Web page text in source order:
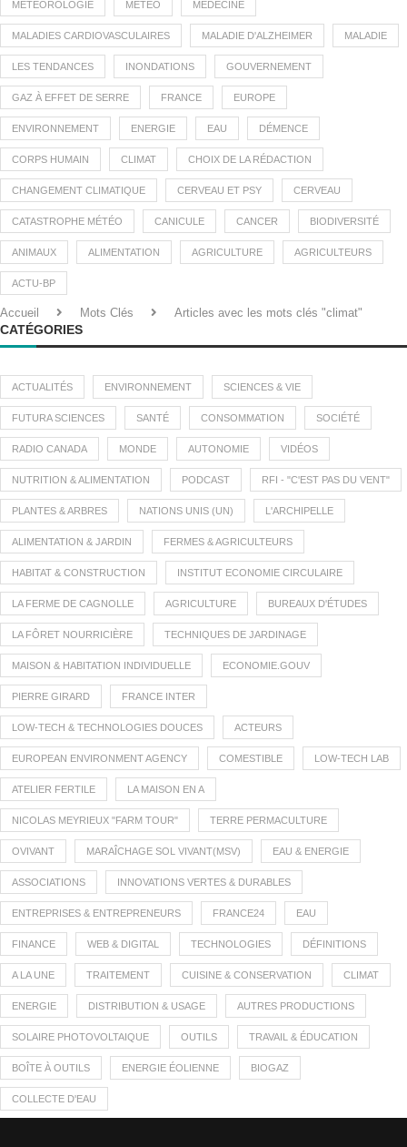
MÉTÉOROLOGIE MÉTÉO MÉDECINE
MALADIES CARDIOVASCULAIRES MALADIE D'ALZHEIMER MALADIE
LES TENDANCES INONDATIONS GOUVERNEMENT
GAZ À EFFET DE SERRE FRANCE EUROPE
ENVIRONNEMENT ENERGIE EAU DÉMENCE
CORPS HUMAIN CLIMAT CHOIX DE LA RÉDACTION
CHANGEMENT CLIMATIQUE CERVEAU ET PSY CERVEAU
CATASTROPHE MÉTÉO CANICULE CANCER BIODIVERSITÉ
ANIMAUX ALIMENTATION AGRICULTURE AGRICULTEURS
ACTU-BP
Accueil Mots Clés Articles avec les mots clés "climat"
CATÉGORIES
ACTUALITÉS ENVIRONNEMENT SCIENCES & VIE
FUTURA SCIENCES SANTÉ CONSOMMATION SOCIÉTÉ
RADIO CANADA MONDE AUTONOMIE VIDÉOS
NUTRITION & ALIMENTATION PODCAST RFI - "C'EST PAS DU VENT"
PLANTES & ARBRES NATIONS UNIS (UN) L'ARCHIPELLE
ALIMENTATION & JARDIN FERMES & AGRICULTEURS
HABITAT & CONSTRUCTION INSTITUT ECONOMIE CIRCULAIRE
LA FERME DE CAGNOLLE AGRICULTURE BUREAUX D'ÉTUDES
LA FÔRET NOURRICIÈRE TECHNIQUES DE JARDINAGE
MAISON & HABITATION INDIVIDUELLE ECONOMIE.GOUV
PIERRE GIRARD FRANCE INTER
LOW-TECH & TECHNOLOGIES DOUCES ACTEURS
EUROPEAN ENVIRONMENT AGENCY COMESTIBLE LOW-TECH LAB
ATELIER FERTILE LA MAISON EN A
NICOLAS MEYRIEUX "FARM TOUR" TERRE PERMACULTURE
OVIVANT MARAÎCHAGE SOL VIVANT(MSV) EAU & ENERGIE
ASSOCIATIONS INNOVATIONS VERTES & DURABLES
ENTREPRISES & ENTREPRENEURS FRANCE24 EAU
FINANCE WEB & DIGITAL TECHNOLOGIES DÉFINITIONS
A LA UNE TRAITEMENT CUISINE & CONSERVATION CLIMAT
ENERGIE DISTRIBUTION & USAGE AUTRES PRODUCTIONS
SOLAIRE PHOTOVOLTAIQUE OUTILS TRAVAIL & ÉDUCATION
BOÎTE À OUTILS ENERGIE ÉOLIENNE BIOGAZ
COLLECTE D'EAU